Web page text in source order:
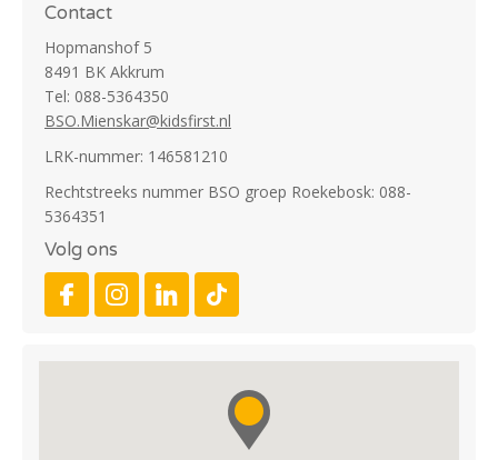
Contact
Hopmanshof 5
8491 BK Akkrum
Tel: 088-5364350
BSO.Mienskar@kidsfirst.nl
LRK-nummer: 146581210
Rechtstreeks nummer BSO groep Roekebosk: 088-
5364351
Volg ons